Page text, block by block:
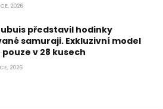
2026
představil hodinky
samuraji. Exkluzivní model
v 28 kusech
2026